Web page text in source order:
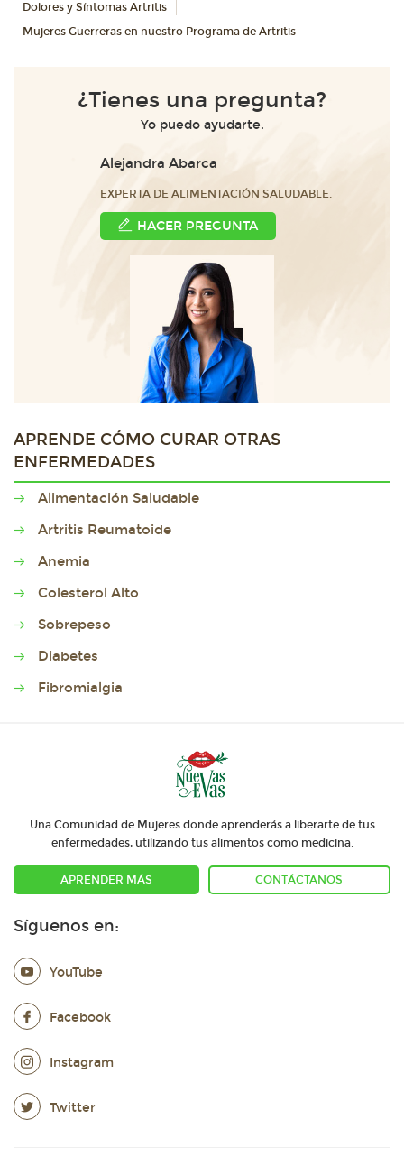
Dolores y Síntomas Artritis
Mujeres Guerreras en nuestro Programa de Artritis
¿Tienes una pregunta?
Yo puedo ayudarte.
Alejandra Abarca
EXPERTA DE ALIMENTACIÓN SALUDABLE.
HACER PREGUNTA
APRENDE CÓMO CURAR OTRAS
ENFERMEDADES
Alimentación Saludable
Artritis Reumatoide
Anemia
Colesterol Alto
Sobrepeso
Diabetes
Fibromialgia
Una Comunidad de Mujeres donde aprenderás a liberarte de tus
enfermedades, utilizando tus alimentos como medicina.
APRENDER MÁS CONTÁCTANOS
Síguenos en:
YouTube
Facebook
Instagram
Twitter